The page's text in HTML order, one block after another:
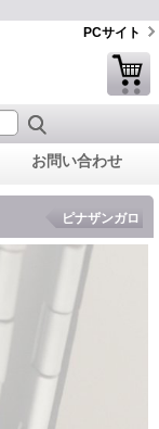
PCサイト
お問い合わせ
ピナザンガロ